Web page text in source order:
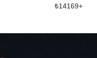
₺14169+